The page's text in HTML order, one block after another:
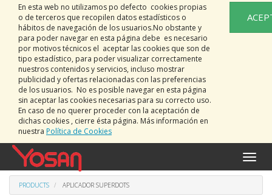
En esta web no utilizamos po defecto cookies propias
o de terceros que recopilen datos estadísticos o
hábitos de navegación de los usuarios.No obstante y
para poder navegar en esta página debe es necesario
por motivos técnicos el aceptar las cookies que son de
tipo estadístico, para poder visualizar correctamente
nuestros contenidos y servicios, incluso mostrar
publicidad y ofertas relacionadas con las preferencias
de los usuarios. No es posible navegar en esta página
sin aceptar las cookies necesarias para su correcto uso.
En caso de no querer proceder con la aceptación de
dichas cookies , cierre ésta página. Más información en
nuestra Política de Cookies
Toggle
PRODUCTS APLICADOR SUPERDOTS